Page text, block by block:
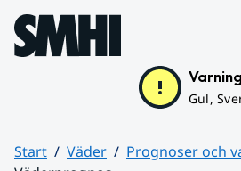
Hoppa till sidans innehåll
Varning
Gul,
Start Väder
Prognoser och